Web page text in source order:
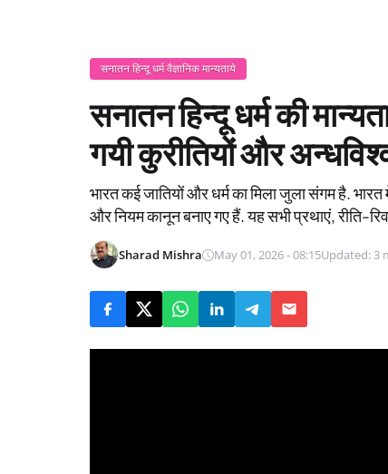
सनातन हिन्दू धर्म वैज्ञानिक मान्यताये
सनातन हिन्दू धर्म की
गयी कुरीतियों और
भारत कई जातियों और धर्म का मिला जुला संगम है.
और नियम कानून बनाए गए हैं. यह सभी प्रथाएं, रीति-
Sharad Mishra May 01, 2026 - 08:15Updated: 3